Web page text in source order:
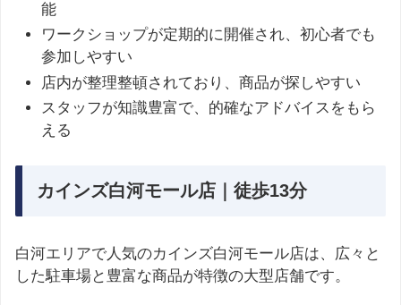
能
ワークショップが定期的に開催され、初心者でも
参加しやすい
店内が整理整頓されており、商品が探しやすい
スタッフが知識豊富で、的確なアドバイスをもら
える
カインズ白河モール店｜徒歩13分
白河エリアで人気のカインズ白河モール店は、広々と
した駐車場と豊富な商品が特徴の大型店舗です。